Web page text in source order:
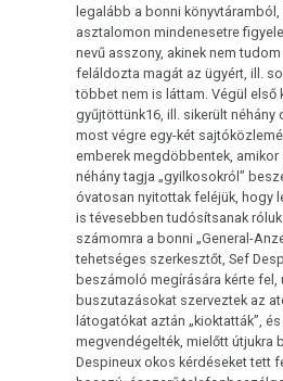
legalább a bonni
asztalomon mindenesetre
nevű asszony, akinek nem
feláldozta magát az ügyért, ill.
többet nem is láttam. Végül első
gyűjtöttünk16, ill. sikerült
most végre egy-két
emberek megdöbbentek, amikor
néhány tagja „gyilkosokról”
óvatosan nyitottak feléjük, hogy
is tévesebben tudósítsanak
számomra a bonni „General-
tehetséges szerkesztőt, Sef
beszámoló megírására kérte
buszutazásokat szerveztek az
látogatókat aztán „kioktatták”,
megvendégelték, mielőtt útjukra
Despineux okos kérdéseket tett